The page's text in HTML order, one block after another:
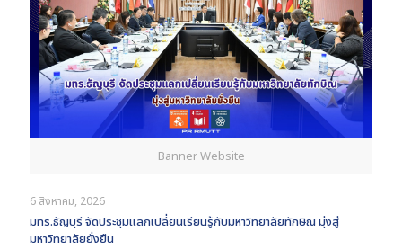
Banner Website
6 สิงหาคม, 2026
มทร.ธัญบุรี จัดประชุมแลกเปลี่ยนเรียนรู้กับมหาวิทยาลัยทักษิณ มุ่งสู่
มหาวิทยาลัยยั่งยืน